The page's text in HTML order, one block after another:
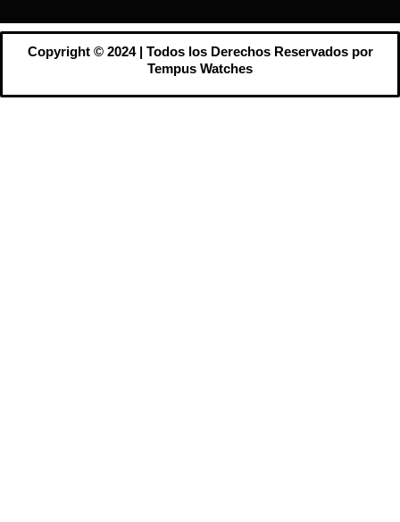
Copyright © 2024 | Todos los Derechos Reservados por
Tempus Watches